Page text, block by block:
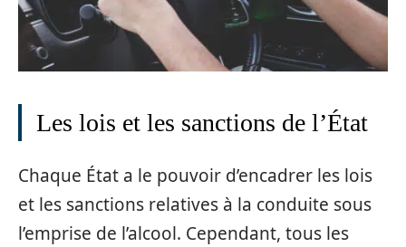
Les lois et les sanctions de l’État
Chaque État a le pouvoir d’encadrer les lois
et les sanctions relatives à la conduite sous
l’emprise de l’alcool. Cependant, tous les